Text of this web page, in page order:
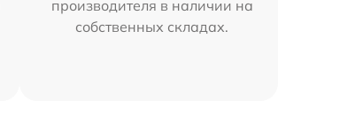
производителя в наличии на
собственных складах.